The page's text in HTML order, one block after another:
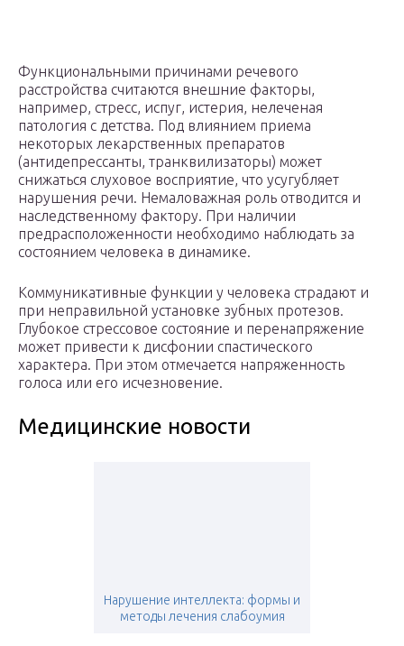
Функциональными причинами речевого
расстройства считаются внешние факторы,
например, стресс, испуг, истерия, нелеченая
патология с детства. Под влиянием приема
некоторых лекарственных препаратов
(антидепрессанты, транквилизаторы) может
снижаться слуховое восприятие, что усугубляет
нарушения речи. Немаловажная роль отводится и
наследственному фактору. При наличии
предрасположенности необходимо наблюдать за
состоянием человека в динамике.
Коммуникативные функции у человека страдают и
при неправильной установке зубных протезов.
Глубокое стрессовое состояние и перенапряжение
может привести к дисфонии спастического
характера. При этом отмечается напряженность
голоса или его исчезновение.
Медицинские новости
Нарушение интеллекта: формы и
методы лечения слабоумия